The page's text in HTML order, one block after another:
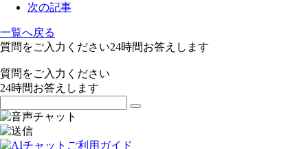
次の記事
一覧へ戻る
質問をご入力ください24時間お答えします
質問をご入力ください
24時間お答えします